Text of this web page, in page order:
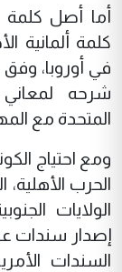
أما أصل
كلمة ألمانية
في أوروبا،
شرحه لمعاني
المتحدة مع
ومع احتياج
الولايات
إصدار سندات
السندات